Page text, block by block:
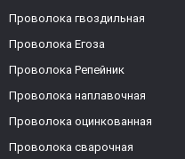
Проволока гвоздильная
Проволока Егоза
Проволока Репейник
Проволока наплавочная
Проволока оцинкованная
Проволока сварочная